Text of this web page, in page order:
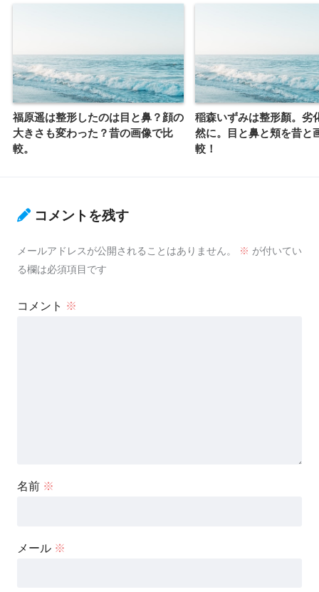
福原遥は整形したのは目と鼻？顔の
大きさも変わった？昔の画像で比
較。
稲森いずみは整形顏。劣
然に。目と鼻と頬を昔と
較！
コメントを残す
メールアドレスが公開されることはありません。 ※ が付いてい
る欄は必須項目です
コメント ※
名前 ※
メール ※